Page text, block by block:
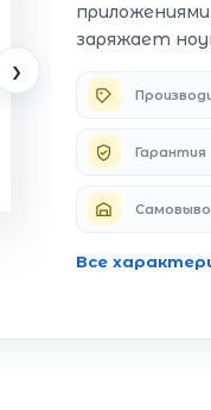
›
заряжает
Гарантия
Все